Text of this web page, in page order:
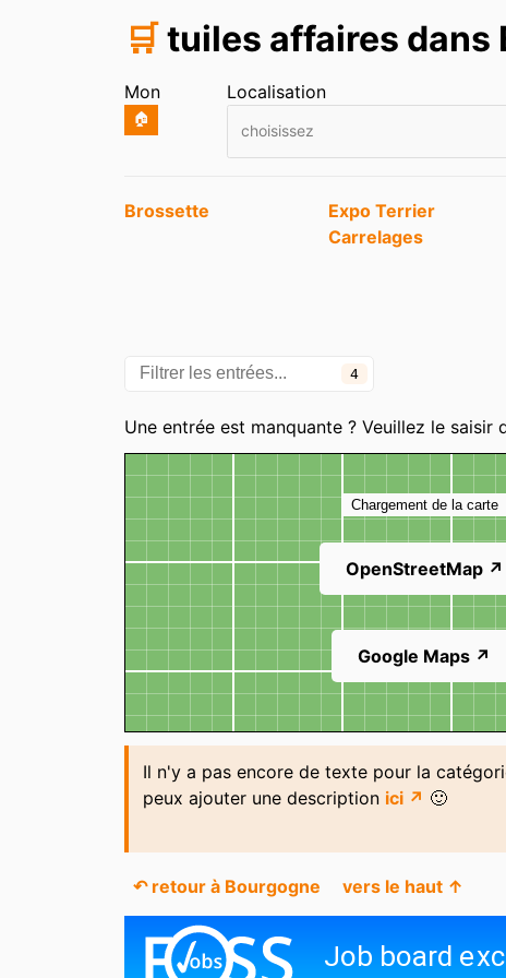
🛒tuiles affaires dans
Mon
🏠
Localisation
choisissez
Entrées
Brossette
Expo Terrier
Carrelages
4
Une entrée est manquante ? Veuillez le
Carte
Chargement de la carte
OpenStreetMap ↗
Google Maps ↗
Il n'y a pas encore de texte pour la
peux ajouter une description ici ↗ 🙂
↶ retour à Bourgogne vers le haut ↑